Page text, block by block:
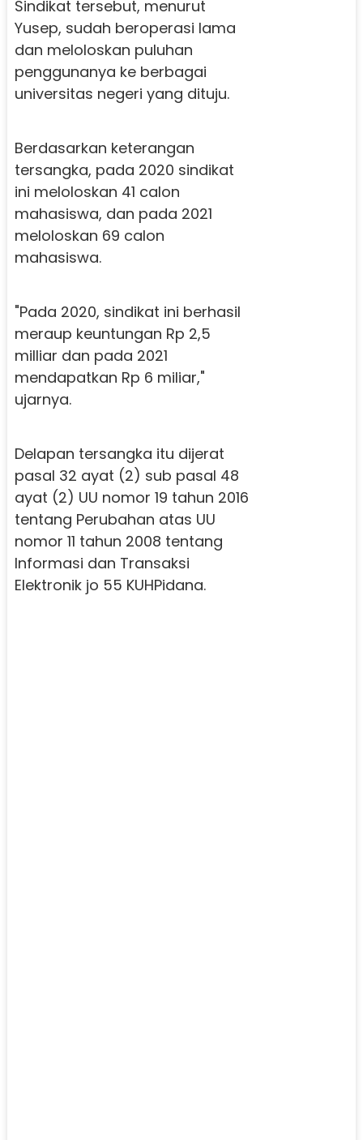
Sindikat tersebut, menurut
Yusep, sudah beroperasi lama
dan meloloskan puluhan
penggunanya ke berbagai
universitas negeri yang dituju.
Berdasarkan keterangan
tersangka, pada 2020 sindikat
ini meloloskan 41 calon
mahasiswa, dan pada 2021
meloloskan 69 calon
mahasiswa.
"Pada 2020, sindikat ini berhasil
meraup keuntungan Rp 2,5
milliar dan pada 2021
mendapatkan Rp 6 miliar,"
ujarnya.
Delapan tersangka itu dijerat
pasal 32 ayat (2) sub pasal 48
ayat (2) UU nomor 19 tahun 2016
tentang Perubahan atas UU
nomor 11 tahun 2008 tentang
Informasi dan Transaksi
Elektronik jo 55 KUHPidana.